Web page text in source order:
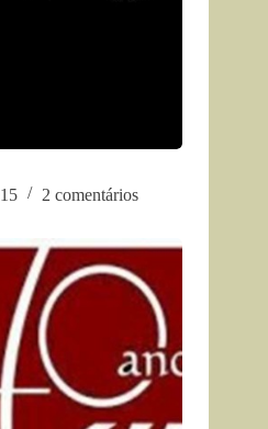
2 comentários